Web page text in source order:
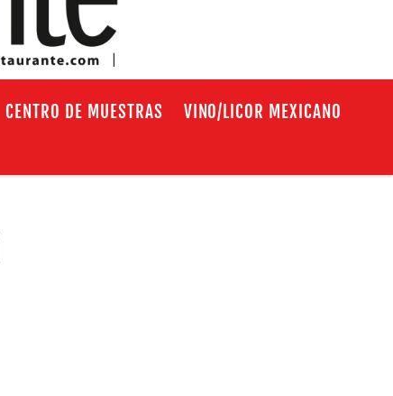
CENTRO DE MUESTRAS VINO/LICOR MEXICANO